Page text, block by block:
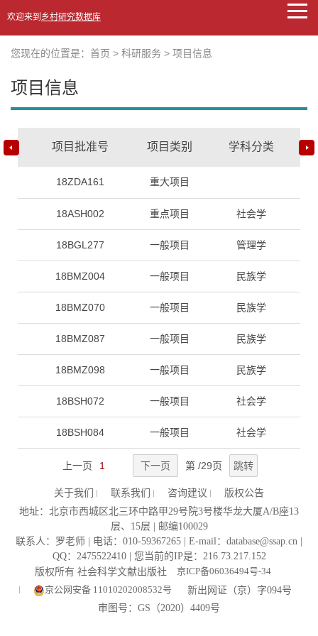
欢迎来到 乡村研究数据库
您现在的位置是： 首页 > 科研服务 > 项目信息
项目信息
项目批准号 项目类别 学科分类
18ZDA161 重大项目
18ASH002 重点项目 社会学
18BGL277 一般项目 管理学
18BMZ004 一般项目 民族学
18BMZ070 一般项目 民族学
18BMZ087 一般项目 民族学
18BMZ098 一般项目 民族学
18BSH072 一般项目 社会学
18BSH084 一般项目 社会学
上一页 1 下一页 第 /29页 跳转
关于我们 联系我们 咨询建议
版权公告
地址：北京市西城区北三环中路甲29号院3号楼华龙大厦A/B座13
层、15层 | 邮编100029
联系人：罗老师 | 电话：010-59367265 | E-mail：database@ssap.cn |
QQ：2475522410 | 您当前的IP是： 216.73.217.152
版权所有 社会科学文献出版社
京ICP备06036494号-34
京公网安备 11010202008532号
新出网证（京）字094号
审图号：GS（2020）4409号